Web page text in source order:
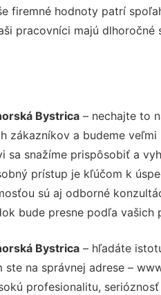
firemné hodnoty patrí
pracovníci majú
Bystrica– nechajte to
zákazníkov a budeme
sa snažíme prispôsobiť a
prístup je kľúčom k
sú aj odborné
bude presne podľa vašich
Bystrica– hľadáte
na správnej adrese –
profesionalitu,